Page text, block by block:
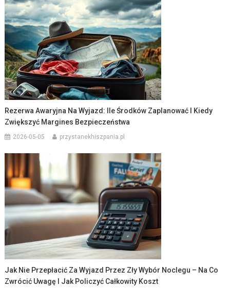
Rezerwa Awaryjna Na Wyjazd: Ile Środków Zaplanować I Kiedy
Zwiększyć Margines Bezpieczeństwa
2026-05-05 przystanekhiszpania.pl
Jak Nie Przepłacić Za Wyjazd Przez Zły Wybór Noclegu – Na Co
Zwrócić Uwagę I Jak Policzyć Całkowity Koszt